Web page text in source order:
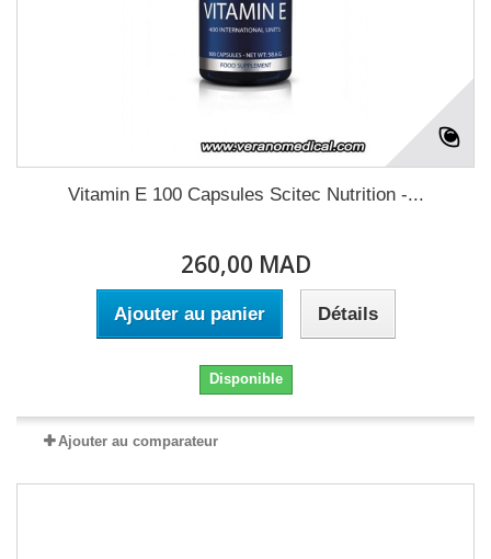
Vitamin E 100 Capsules Scitec Nutrition -...
260,00 MAD
Ajouter au panier Détails
Disponible
Ajouter au comparateur